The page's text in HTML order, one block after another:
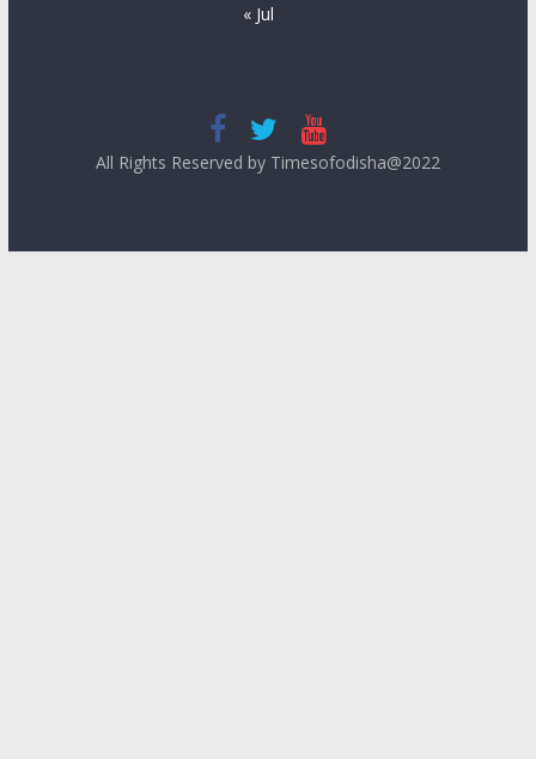
« Jul
All Rights Reserved by Timesofodisha@2022